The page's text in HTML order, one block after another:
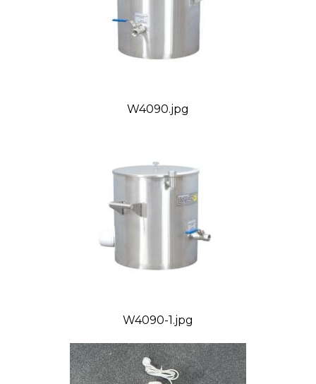
vieme zabezpečiť a dodať max. do 2 až 8
týždňov od zaplatenia predfaktúry. O presnom
termíne Vás budeme informovať.
W4090.jpg
W4090-1.jpg